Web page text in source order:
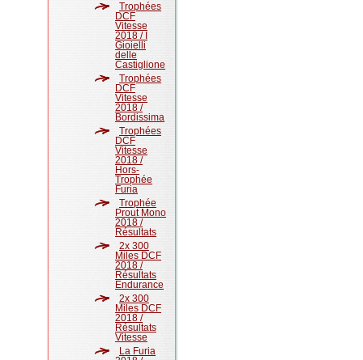
Trophées
DCF
Vitesse
2018 / I
Gioielli
delle
Castiglione
Trophées
DCF
Vitesse
2018 /
Bordissima
Trophées
DCF
Vitesse
2018 /
Hors-
Trophée
Furia
Trophée
Prout Mono
2018 /
Résultats
2x 300
Miles DCF
2018 /
Résultats
Endurance
2x 300
Miles DCF
2018 /
Résultats
Vitesse
La Furia